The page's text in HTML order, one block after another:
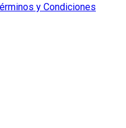
y Condiciones